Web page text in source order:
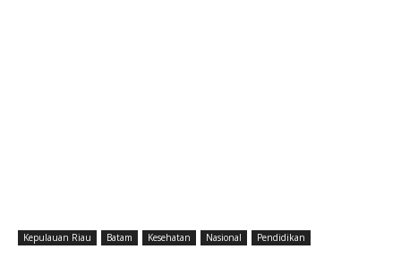
Kepulauan Riau Batam Kesehatan Nasional Pendidikan